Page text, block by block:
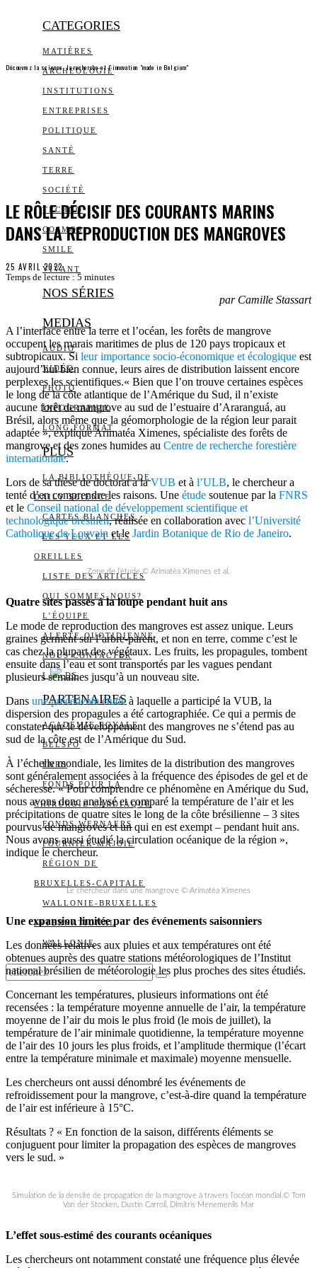
CATEGORIES
MATIÈRES
ARCHEOLOGIE
INSTITUTIONS
ENTREPRISES
POLITIQUE
SANTÉ
TERRE
SOCIÉTÉ
TECHNO
COSMOS
SMILE
VIVANT
NOS SÉRIES
MEDIAS
AUDIO
VIDÉO
PHOTO
INFOGRAPHIE
LONG FORMAT
PLUS
LA BIBLIOTHÈQUE DE
DAILY SCIENCE
CARTES BLANCHES
LES YEUX ET LES
OREILLES
LISTE DES ARTICLES
QUI SOMMES-NOUS?
L’ÉQUIPE
ALERTE QUOTIDIENNE
NOUS CONTACTER
I DS
PARTENAIRES
ACADÉMIE ROYALE
BELSPO
FNRS
FONDS POUR LA
CHIRURGIE CARDIAQUE
FONDS WERNAERS
FOURNIER-MAJOIE
RÉGION DE
BRUXELLES-CAPITALE
WALLONIE-BRUXELLES
INTERNATIONAL
WALLONIE
Découvrez la science, la recherche et l’innovation "made in Belgium"
LE RÔLE DÉCISIF DES COURANTS MARINS
DANS LA REPRODUCTION DES MANGROVES
25 AVRIL 2022
Temps de lecture : 5 minutes
par Camille Stassart
A l’interface entre la terre et l’océan, les forêts de mangrove
occupent les marais maritimes de plus de 120 pays tropicaux et
subtropicaux. Si leur importance socio-économique et écologique est
aujourd’hui bien connue, leurs aires de distribution laissent encore
perplexes les scientifiques.« Bien que l’on trouve certaines espèces
le long de la côte atlantique de l’Amérique du Sud, il n’existe
aucune forêt de mangrove au sud de l’estuaire d’Araranguá, au
Brésil, alors même que la géomorphologie de la région leur parait
adaptée », explique Arimatéa Ximenes, spécialiste des forêts de
mangrove et des zones humides au Centre de recherche forestière
internationale.
Lors de sa thèse de doctorat à laVUB et à l’ULB, le chercheur a
tenté d’en comprendre les raisons. Une étude soutenue par la FNRS
et le Conseil national de développement scientifique et
technologique brésilien, réalisée en collaboration avec l’Université
Catholique de Louvain et le Jardin Botanique de Rio de Janeiro.
Zone de l’étude © Arimatéa Ximenes et al.
Quatre sites passés à la loupe pendant huit ans
Le mode de reproduction des mangroves est assez unique. Leurs
graines germent sur l’arbre-parent, et non en terre, comme c’est le
cas chez la plupart des végétaux. Les fruits, les propagules, tombent
ensuite dans l’eau et sont transportés par les vagues pendant
plusieurs semaines jusqu’à un nouveau site.
Dans une précédente étude à laquelle a participé la VUB, la
dispersion des propagules a été cartographiée. Ce qui a permis de
constater que le développement des mangroves ne s’étend pas au
sud de la côte est de l’Amérique du Sud.
À l’échelle mondiale, les limites de la distribution des mangroves
sont généralement associées à la fréquence des épisodes de gel et de
sécheresse. « Pour comprendre ce phénomène en Amérique du Sud,
nous avons donc analysé et comparé la température de l’air et les
précipitations de quatre sites le long de la côte brésilienne – 3 sites
pourvus de mangroves et un qui en est exempt – pendant huit ans.
Nous avons aussi étudié la circulation océanique de la région »,
indique le chercheur.
Le chercheur dans une mangrove © Arimatéa Ximenes
Une expansion limitée par des événements saisonniers
Les données relatives aux pluies et aux températures ont été
obtenues auprès des quatre stations météorologiques de l’Institut
national brésilien de météorologie les plus proches des sites étudiés.
Concernant les températures, plusieurs informations ont été
recensées : la température moyenne annuelle de l’air, la température
moyenne de l’air du mois le plus froid (le mois de juillet), la
température de l’air minimale quotidienne, la température moyenne
de l’air des 10 jours les plus froids, et l’amplitude thermique (l’écart
entre la température minimale et maximale) moyenne mensuelle.
Les chercheurs ont aussi dénombré les événements de
refroidissement pour la mangrove, c’est-à-dire quand la température
de l’air est inférieure à 15°C.
Résultats ? « En fonction de la saison, différents éléments se
conjuguent pour limiter la propagation des espèces de mangroves
vers le sud. »
Simulation de la densité de propagation de la mangrove à travers l’océan mondial.© Tom
Van der Stocken, Dustin Carroll, Dimitris Menemenlis Mar
L’effet sous-estimé des courants océaniques
Les chercheurs ont notamment constaté une fréquence plus élevée